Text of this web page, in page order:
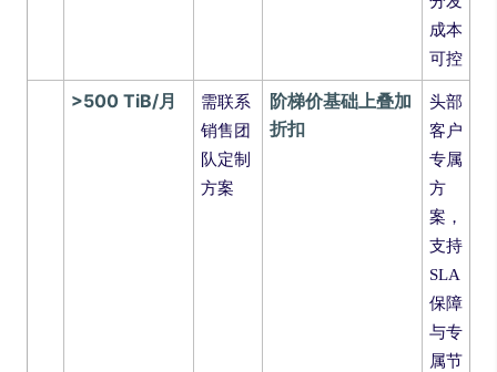
成本
可控
>500 TiB/月
需联系
销售团
队定制
方案
阶梯价基础上叠加
折扣
头部
客户
专属
方
案，
支持
SLA
保障
与专
属节